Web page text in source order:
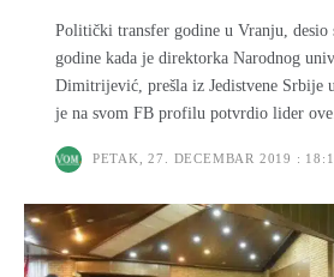
Politički transfer godine u Vranju, desio
godine kada je direktorka Narodnog
Dimitrijević, prešla iz Jedistvene Srbije
je na svom FB profilu potvrdio lider
PETAK, 27. DECEMBAR 2019 :